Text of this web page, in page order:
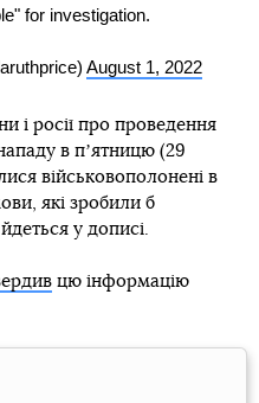
for investigation.
August 1, 2022
і росії про проведення
в пʼятницю (29
військовополонені в
які зробили б
у дописі.
цю інформацію